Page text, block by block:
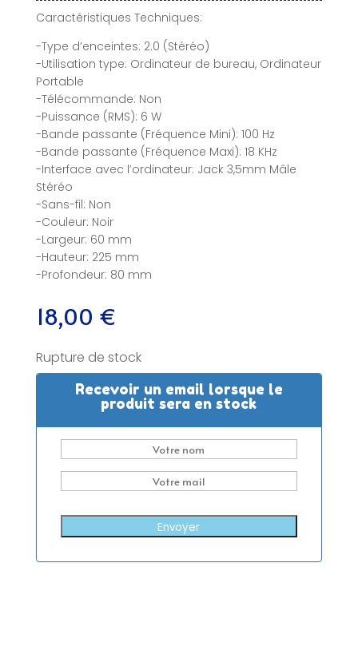
Caractéristiques Techniques:
-Type d’enceintes: 2.0 (Stéréo)
-Utilisation type: Ordinateur de bureau, Ordinateur
Portable
-Télécommande: Non
-Puissance (RMS): 6 W
-Bande passante (Fréquence Mini): 100 Hz
-Bande passante (Fréquence Maxi): 18 KHz
-Interface avec l’ordinateur: Jack 3,5mm Mâle
Stéréo
-Sans-fil: Non
-Couleur: Noir
-Largeur: 60 mm
-Hauteur: 225 mm
-Profondeur: 80 mm
18,00 €
Rupture de stock
Recevoir un email lorsque le
produit sera en stock
Envoyer